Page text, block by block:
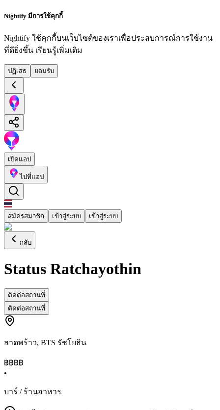
Nightify มีการใช้คุกกี้
Nightify ใช้คุกกี้บนเว็บไซต์ของเราเพื่อประสบการณ์การใช้งาน
ที่ดียิ่งขึ้น เรียนรู้เพิ่มเติม
ปฏิเสธ ยอมรับ
เปิดแอป
ไปที่แอป
สมัครสมาชิก เข้าสู่ระบบ เข้าสู่ระบบ
กลับ
Status Ratchayothin
ติดต่อสถานที่
ติดต่อสถานที่
ลาดพร้าว, BTS รัชโยธิน
฿฿฿฿
•
บาร์ / ร้านอาหาร